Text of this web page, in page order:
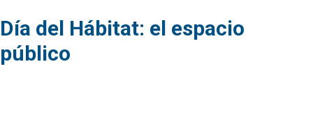
Día del Hábitat: el espacio
público